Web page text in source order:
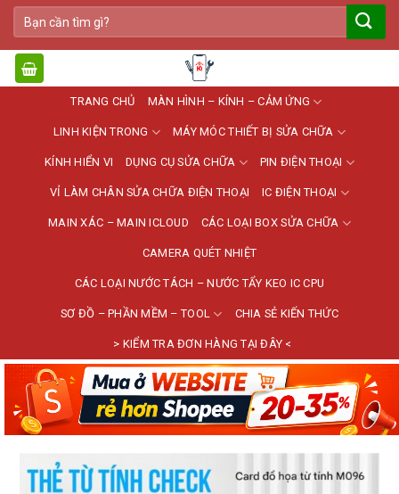
Bỏ
qua
nội
dung
Tìm
kiếm:
TRANG CHỦ MÀN HÌNH – KÍNH – CẢM ỨNG
LINH KIỆN TRONG MÁY MÓC THIẾT BỊ SỬA CHỮA
KÍNH HIỂN VI DỤNG CỤ SỬA CHỮA PIN ĐIỆN THOẠI
VỈ LÀM CHÂN SỬA CHỮA ĐIỆN THOẠI IC ĐIỆN THOẠI
MAIN XÁC – MAIN ICLOUD CÁC LOẠI BOX SỬA CHỮA
CAMERA QUÉT NHIỆT
CÁC LOẠI NƯỚC TÁCH – NƯỚC TẨY KEO IC CPU
SƠ ĐỒ – PHẦN MỀM – TOOL CHIA SẺ KIẾN THỨC
> KIỂM TRA ĐƠN HÀNG TẠI ĐÂY <